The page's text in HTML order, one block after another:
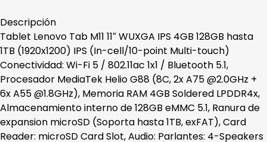
Descripción
Tablet Lenovo Tab M11 11″ WUXGA IPS 4GB 128GB hasta
1TB (1920x1200) IPS (In-cell/10-point Multi-touch)
Conectividad: Wi-Fi 5 / 802.11ac 1x1 / Bluetooth 5.1,
Procesador MediaTek Helio G88 (8C, 2x A75 @2.0GHz +
6x A55 @1.8GHz), Memoria RAM 4GB Soldered LPDDR4x,
Almacenamiento interno de 128GB eMMC 5.1, Ranura de
expansion microSD (Soporta hasta 1TB, exFAT), Card
Reader: microSD Card Slot, Audio: Parlantes: 4-Speakers